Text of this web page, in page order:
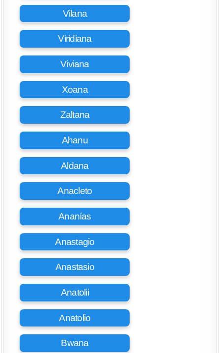
Vilana
Viridiana
Viviana
Xoana
Zaltana
Ahanu
Aldana
Anacleto
Ananías
Anastagio
Anastasio
Anatolii
Anatolio
Bwana